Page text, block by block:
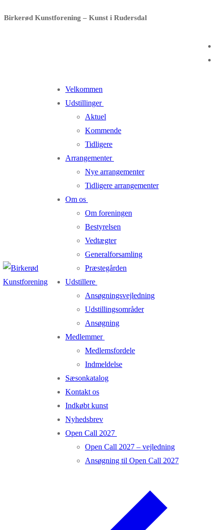
Birkerød Kunstforening – Kunst i Rudersdal
Velkommen
Udstillinger
Aktuel
Kommende
Tidligere
Arrangementer
Nye arrangementer
Tidligere arrangementer
Om os
Om foreningen
Bestyrelsen
Vedtægter
Generalforsamling
Præstegården
Udstillere
Ansøgningsvejledning
Udstillingsområder
Ansøgning
Medlemmer
Medlemsfordele
Indmeldelse
Sæsonkatalog
Kontakt os
Indkøbt kunst
Nyhedsbrev
Open Call 2027
Open Call 2027 – vejledning
Ansøgning til Open Call 2027